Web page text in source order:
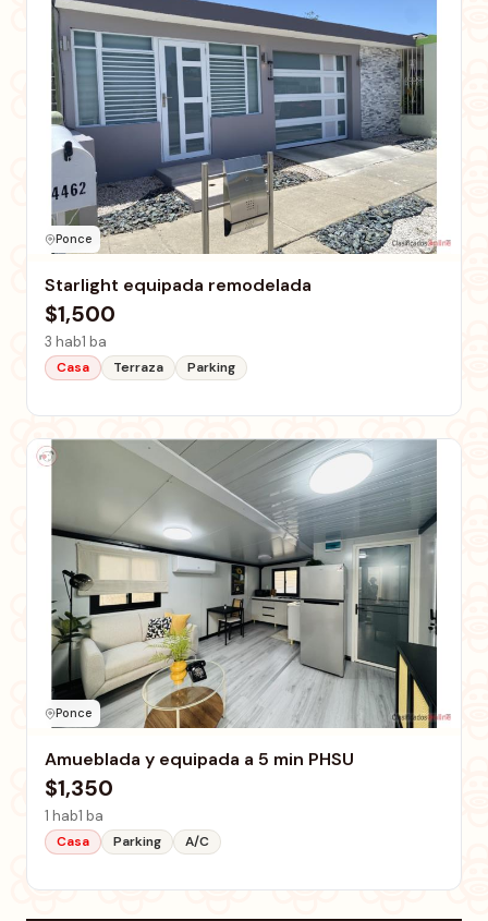
Ponce
Starlight equipada remodelada
$1,500
3 hab1 ba
Casa Terraza Parking
Ponce
Amueblada y equipada a 5 min PHSU
$1,350
1 hab1 ba
Casa Parking A/C